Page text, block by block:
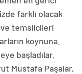
farklı olacak
temsilcileri
koynuna.
başladılar.
Mustafa Paşalar,